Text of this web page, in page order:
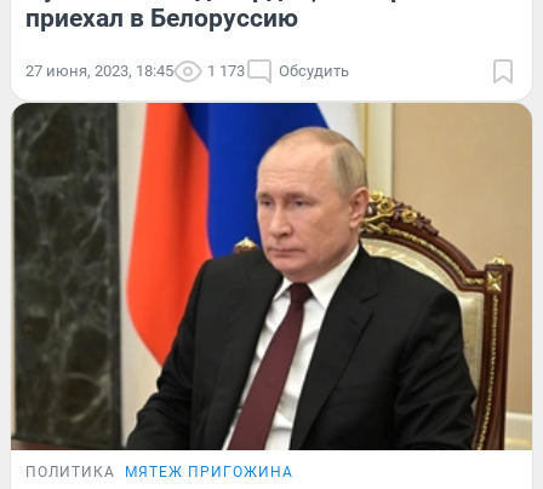
приехал в Белоруссию
27 июня, 2023, 18:45 1 173 Обсудить
ПОЛИТИКА МЯТЕЖ ПРИГОЖИНА